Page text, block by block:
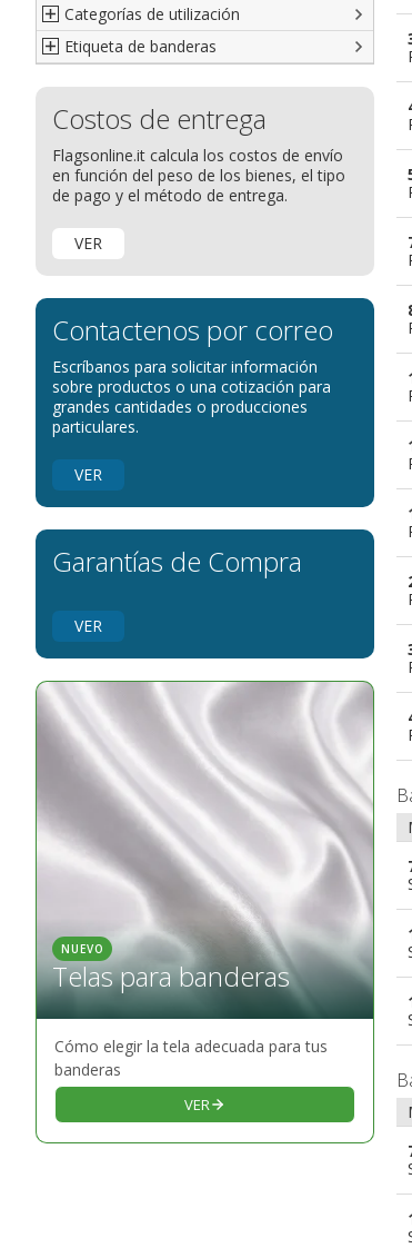
Americanas
Resto del Mundo
Organizaciones internacionales
Publicitarias
Categorías de utilización
Banderas publicitarias
banderas para barcos
banderas para eventos
banderas para bicicletas
Banderas para concesionarios
Banderas para tiendas
banderas para Palios
banderas para religiosas
Administraciones Públicas
Banderas para embajadas
banderas para parques
banderas para grupos musicales
Banderas para niños
Banderas para fiestas
Etiqueta de banderas
Glosario de banderas
Come disporre le bandiere
Dimensiones de las banderas
Costos de entrega
Flagsonline.it calcula los costos de envío
en función del peso de los bienes, el tipo
de pago y el método de entrega.
VER
Contactenos por correo
Escríbanos para solicitar información
sobre productos o una cotización para
grandes cantidades o producciones
particulares.
VER
Garantías de Compra
VER
NUEVO
Telas para banderas
Cómo elegir la tela adecuada para tus
banderas
VER